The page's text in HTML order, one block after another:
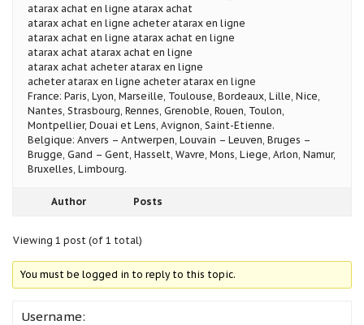
atarax achat en ligne atarax achat
atarax achat en ligne acheter atarax en ligne
atarax achat en ligne atarax achat en ligne
atarax achat atarax achat en ligne
atarax achat acheter atarax en ligne
acheter atarax en ligne acheter atarax en ligne
France: Paris, Lyon, Marseille, Toulouse, Bordeaux, Lille, Nice,
Nantes, Strasbourg, Rennes, Grenoble, Rouen, Toulon,
Montpellier, Douai et Lens, Avignon, Saint-Etienne.
Belgique: Anvers – Antwerpen, Louvain – Leuven, Bruges –
Brugge, Gand – Gent, Hasselt, Wavre, Mons, Liege, Arlon, Namur,
Bruxelles, Limbourg.
Author Posts
Viewing 1 post (of 1 total)
You must be logged in to reply to this topic.
Username: